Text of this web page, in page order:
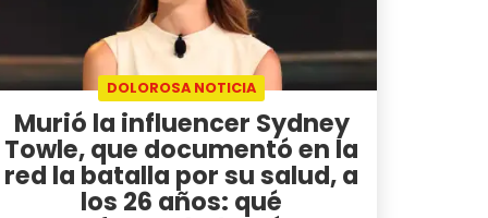
DOLOROSA NOTICIA
Murió la influencer Sydney
Towle, que documentó en la
red la batalla por su salud, a
los 26 años: qué